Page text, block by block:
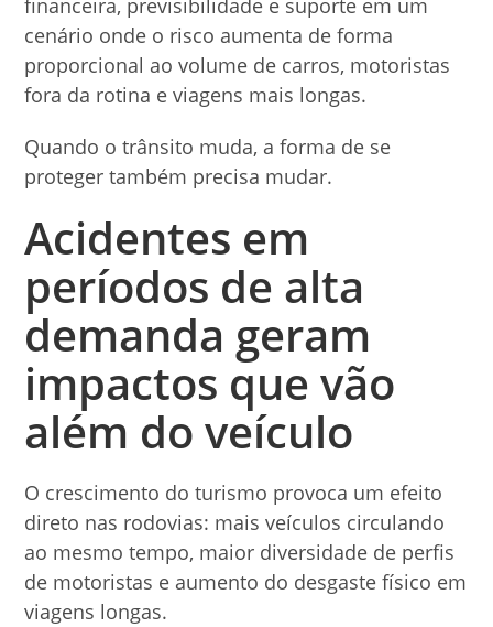
financeira, previsibilidade e suporte em um
cenário onde o risco aumenta de forma
proporcional ao volume de carros, motoristas
fora da rotina e viagens mais longas.
Quando o trânsito muda, a forma de se
proteger também precisa mudar.
Acidentes em
períodos de alta
demanda geram
impactos que vão
além do veículo
O crescimento do turismo provoca um efeito
direto nas rodovias: mais veículos circulando
ao mesmo tempo, maior diversidade de perfis
de motoristas e aumento do desgaste físico em
viagens longas.